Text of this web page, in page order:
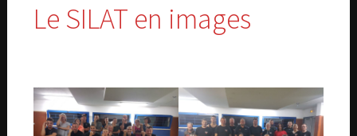
Le SILAT en images